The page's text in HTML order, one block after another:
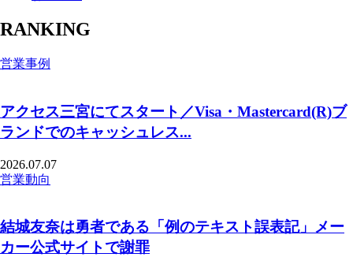
RANKING
営業事例
アクセス三宮にてスタート／Visa・Mastercard(R)ブ
ランドでのキャッシュレス...
2026.07.07
営業動向
結城友奈は勇者である「例のテキスト誤表記」メー
カー公式サイトで謝罪